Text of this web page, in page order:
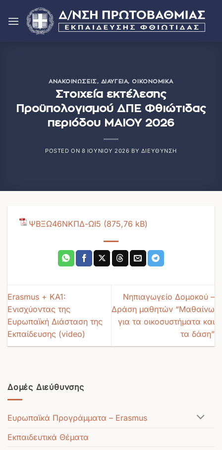
Μετάβαση
στο
περιεχόμενο
ΑΝΑΚΟΙΝΏΣΕΙΣ, ΔΙΑΎΓΕΙΑ,ΟΙΚΟΝΟΜΙΚΑ
Στοιχεία εκτέλεσης
Προϋπολογισμού ΔΠΕ Φθιώτιδας
περιόδου ΜΑΙΟΥ 2026
POSTED ON 8 ΙΟΥΝΊΟΥ 2026 BY ΔΙΕΎΘΥΝΣΗ
Δομές Διεύθυνσης
Ευρωπαϊκά Προγράμματα – Erasmus
Εκπαιδευτικά Θέματα
ΨΒΞΩ46ΝΚΠΔ-ΩΙ5
Erasmus + KA1:
Ενισχύοντας της
Ευρωπαϊκή Διάσταση της
Εκπαίδευσης (video)
Νηπιαγωγείο Δομοκού –
Δράση μαθητών “Μαθαίνω
για τα οικοσυστήματα και
τα δάση”